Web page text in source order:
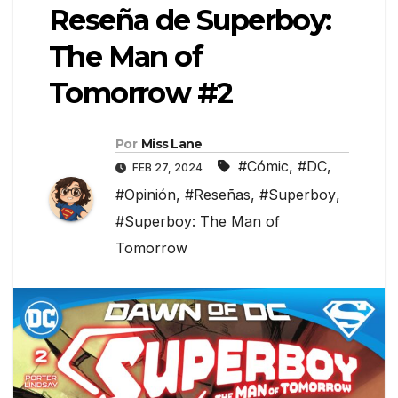
Reseña de Superboy:
The Man of
Tomorrow #2
Por Miss Lane
FEB 27, 2024 #Cómic, #DC,
#Opinión, #Reseñas, #Superboy,
#Superboy: The Man of
Tomorrow